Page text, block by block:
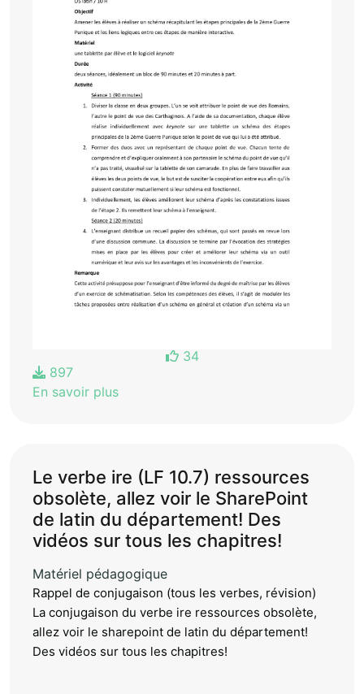
34
897
En savoir plus
Le verbe ire (LF 10.7) ressources
obsolète, allez voir le SharePoint
de latin du département! Des
vidéos sur tous les chapitres!
Matériel pédagogique
Rappel de conjugaison (tous les verbes, révision)
La conjugaison du verbe ire ressources obsolète,
allez voir le sharepoint de latin du département!
Des vidéos sur tous les chapitres!